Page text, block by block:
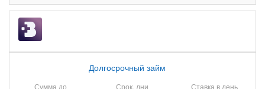
Сумма до
Долгосрочный займ
Срок, дни Ставка в день